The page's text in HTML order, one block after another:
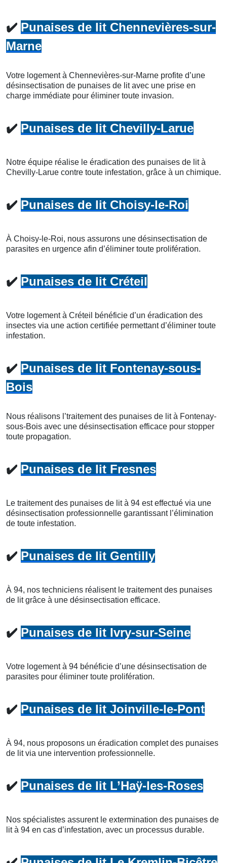
✔️ Punaises de lit Chennevières-sur-
Marne
Votre logement à Chennevières-sur-Marne profite d’une
désinsectisation de punaises de lit avec une prise en
charge immédiate pour éliminer toute invasion.
✔️ Punaises de lit Chevilly-Larue
Notre équipe réalise le éradication des punaises de lit à
Chevilly-Larue contre toute infestation, grâce à un chimique.
✔️ Punaises de lit Choisy-le-Roi
À Choisy-le-Roi, nous assurons une désinsectisation de
parasites en urgence afin d’éliminer toute prolifération.
✔️ Punaises de lit Créteil
Votre logement à Créteil bénéficie d’un éradication des
insectes via une action certifiée permettant d’éliminer toute
infestation.
✔️ Punaises de lit Fontenay-sous-
Bois
Nous réalisons l’traitement des punaises de lit à Fontenay-
sous-Bois avec une désinsectisation efficace pour stopper
toute propagation.
✔️ Punaises de lit Fresnes
Le traitement des punaises de lit à 94 est effectué via une
désinsectisation professionnelle garantissant l’élimination
de toute infestation.
✔️ Punaises de lit Gentilly
À 94, nos techniciens réalisent le traitement des punaises
de lit grâce à une désinsectisation efficace.
✔️ Punaises de lit Ivry-sur-Seine
Votre logement à 94 bénéficie d’une désinsectisation de
parasites pour éliminer toute prolifération.
✔️ Punaises de lit Joinville-le-Pont
À 94, nous proposons un éradication complet des punaises
de lit via une intervention professionnelle.
✔️ Punaises de lit L’Haÿ-les-Roses
Nos spécialistes assurent le extermination des punaises de
lit à 94 en cas d’infestation, avec un processus durable.